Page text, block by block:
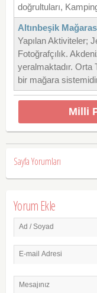
doğrultuları,
Altınbeşik
Yapılan Aktiviteler;
Fotoğrafçılık.
yeralmaktadır. Orta
bir mağara
Milli
Sayfa Yorumları
Yorum Ekle
Ad / Soyad
E-mail Adresi
Mesajınız